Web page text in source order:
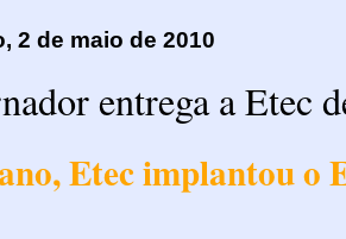
2 de maio de 2010
entrega a Etec
Etec implantou o